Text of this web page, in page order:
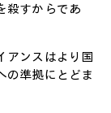
殺すからであ
アンスはより国
の準拠にとどま